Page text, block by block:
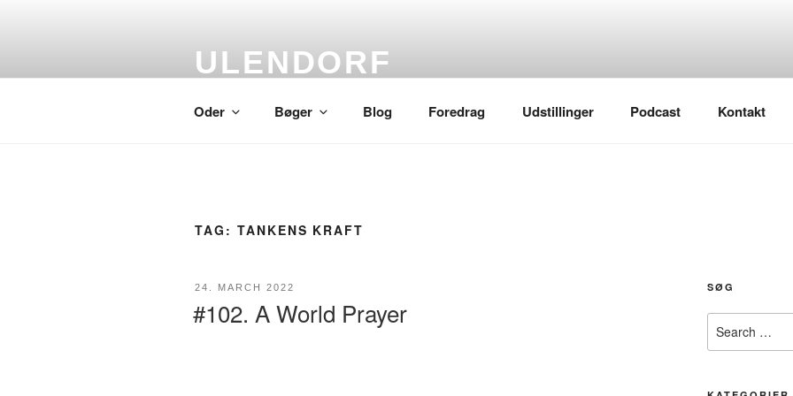
ULENDORF
Oder Bøger Blog Foredrag Udstillinger Podcast Kontakt
TAG: TANKENS KRAFT
POSTED
24. MARCH 2022
#102. A World Prayer
SØG
for: